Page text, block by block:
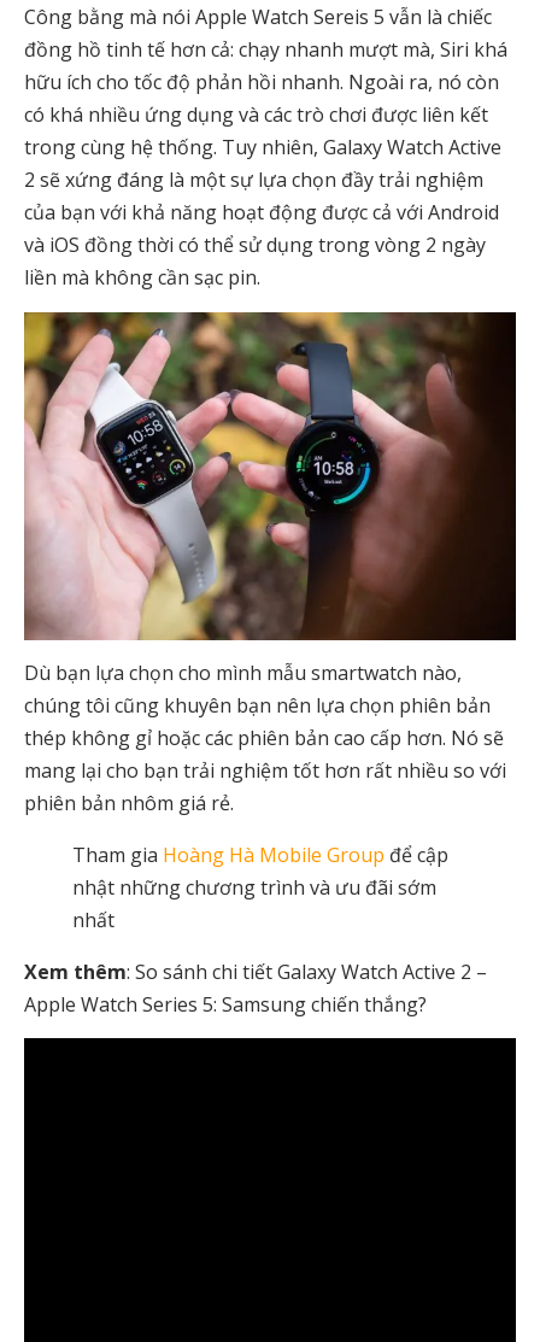
Công bằng mà nói Apple Watch Sereis 5 vẫn là chiếc
đồng hồ tinh tế hơn cả: chạy nhanh mượt mà, Siri khá
hữu ích cho tốc độ phản hồi nhanh. Ngoài ra, nó còn
có khá nhiều ứng dụng và các trò chơi được liên kết
trong cùng hệ thống. Tuy nhiên, Galaxy Watch Active
2 sẽ xứng đáng là một sự lựa chọn đầy trải nghiệm
của bạn với khả năng hoạt động được cả với Android
và iOS đồng thời có thể sử dụng trong vòng 2 ngày
liền mà không cần sạc pin.
Dù bạn lựa chọn cho mình mẫu smartwatch nào,
chúng tôi cũng khuyên bạn nên lựa chọn phiên bản
thép không gỉ hoặc các phiên bản cao cấp hơn. Nó sẽ
mang lại cho bạn trải nghiệm tốt hơn rất nhiều so với
phiên bản nhôm giá rẻ.
Tham gia Hoàng Hà Mobile Group để cập
nhật những chương trình và ưu đãi sớm
nhất
Xem thêm: So sánh chi tiết Galaxy Watch Active 2 –
Apple Watch Series 5: Samsung chiến thắng?